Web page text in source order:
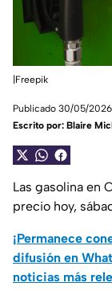
|Freepik
Publicado 30/05/
Escrito por: Blaire
Las gasolina en
precio hoy,
¡Permanece
difusión en
noticias más